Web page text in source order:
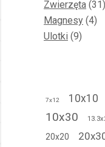
Zwierzęta 31
Magnesy 44
Ulotki 99
7x12 10x10
10x30
20x20